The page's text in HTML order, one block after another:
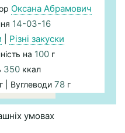
Оксана Абрамович
14-03-16
Різні закуски
на 100 г
350 ккал
г | Вуглеводи 78г